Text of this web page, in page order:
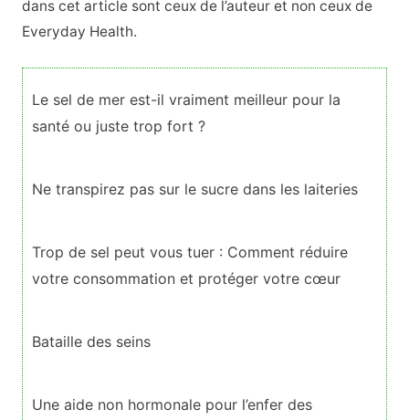
dans cet article sont ceux de l’auteur et non ceux de
Everyday Health.
Le sel de mer est-il vraiment meilleur pour la
santé ou juste trop fort ?
Ne transpirez pas sur le sucre dans les laiteries
Trop de sel peut vous tuer : Comment réduire
votre consommation et protéger votre cœur
Bataille des seins
Une aide non hormonale pour l’enfer des